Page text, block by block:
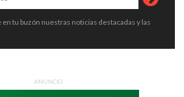
tu buzón nuestras noticias destacadas y las
ANUNCIO